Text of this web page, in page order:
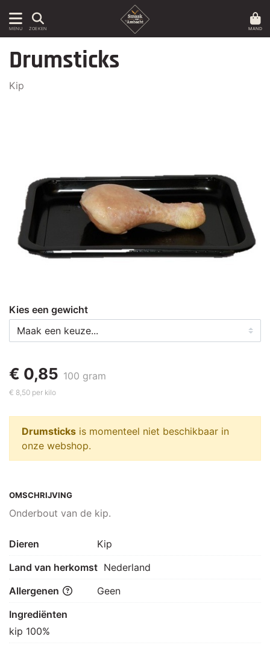
MENU ZOEKEN MAND
OMSCHRIJVING
Onderbout van de kip.
Drumsticks
Kip
Kies een gewicht
€ 0,85 100 gram
€ 8,50 per kilo
Drumsticks is momenteel niet beschikbaar in
onze webshop.
Dieren
Kip
Land van herkomst Nederland
Allergenen
Geen
Ingrediënten
kip 100%